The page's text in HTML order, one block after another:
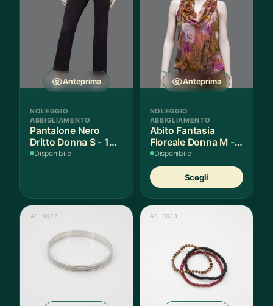
Anteprima
NOLEGGIO
ABBIGLIAMENTO
Pantalone Nero
Dritto Donna S - 1
Paio
Disponibile
Anteprima
NOLEGGIO
ABBIGLIAMENTO
Abito Fantasia
Floreale Donna M - 1
Pezzo
Disponibile
Scegli
ha
più
AC 0022 AC 0023